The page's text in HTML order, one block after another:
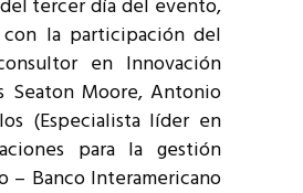
tercer día del evento,
la participación del
en Innovación
Seaton Moore, Antonio
(Especialista líder en
para la gestión
– Banco Interamericano